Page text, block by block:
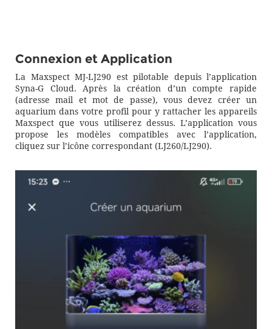
Connexion et Application
La Maxspect MJ-LJ290 est pilotable depuis l’application
Syna-G Cloud. Après la création d’un compte rapide
(adresse mail et mot de passe), vous devez créer un
aquarium dans votre profil pour y rattacher les appareils
Maxspect que vous utiliserez dessus. L’application vous
propose les modèles compatibles avec l’application,
cliquez sur l’icône correspondant (LJ260/LJ290).